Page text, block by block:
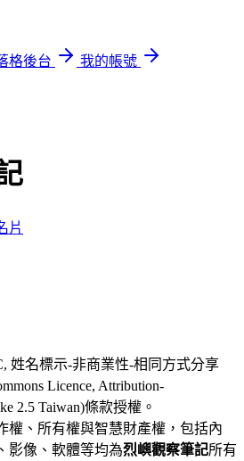
格後台
我的帳號
片
姓名標示-非商業性-相同方式分享
Licence, Attribution-
2.5 Taiwan)條款授權。
權、所有權與智慧財產權，包括內
影像、軟體等均為烈嶼觀察筆記所有